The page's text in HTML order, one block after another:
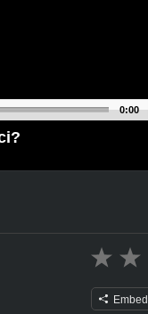
0:00
Embed